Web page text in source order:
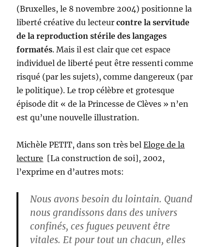
(Bruxelles, le 8 novembre 2004) positionne la
liberté créative du lecteurcontre la servitude
de la reproduction stérile des langages
formatés. Mais il est clair que cet espace
individuel de liberté peut être ressenti comme
risqué (par les sujets), comme dangereux (par
le politique). Le trop célèbre et grotesque
épisode dit « de la Princesse de Clèves » n’en
est qu’une nouvelle illustration.
Michèle PETIT, dans son très belEloge de la
lecture [La construction de soi], 2002,
l’exprime en d’autres mots:
Nous avons besoin du lointain. Quand
nous grandissons dans des univers
confinés, ces fugues peuvent être
vitales. Et pour tout un chacun, elles